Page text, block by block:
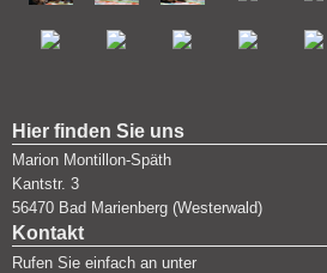
Hier finden Sie uns
Marion Montillon-Späth
Kantstr. 3
56470 Bad Marienberg (Westerwald)
Kontakt
Rufen Sie einfach an unter